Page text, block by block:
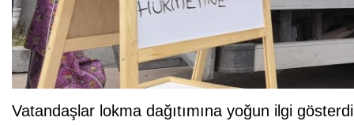
Vatandaşlar lokma dağıtımına yoğun ilgi